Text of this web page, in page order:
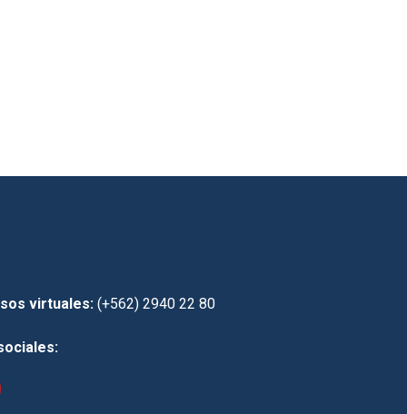
virtuales: (+562) 2940 22 80